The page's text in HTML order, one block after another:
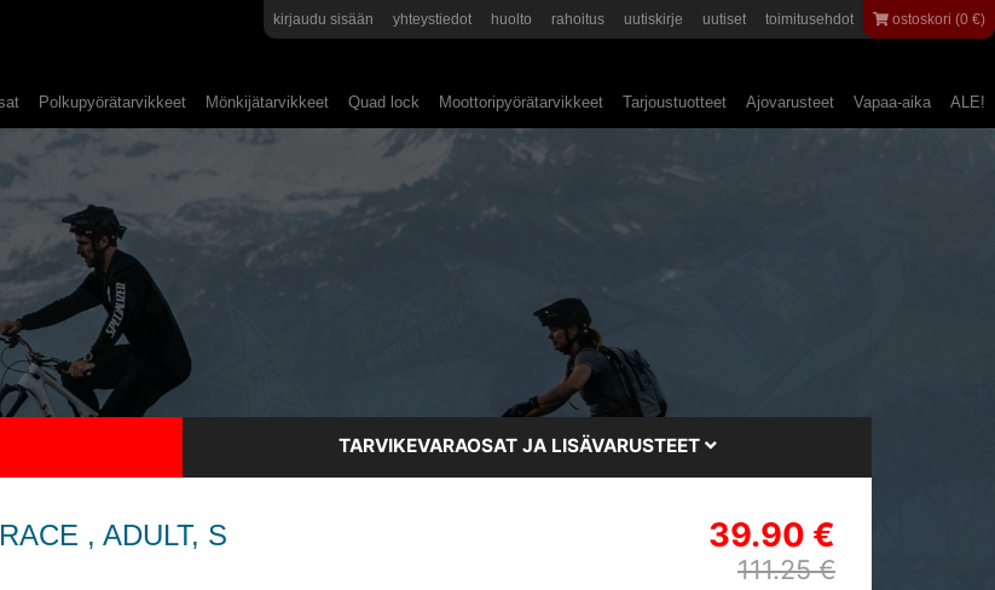
kirjaudu sisään yhteystiedot huolto rahoitus uutiskirje uutiset toimitusehdot ostoskori (0 €)
Polkupyörätarvikkeet Mönkijätarvikkeet Quad lock Moottoripyörätarvikkeet Tarjoustuotteet Ajovarusteet Vapaa-aika ALE!
TARVIKEVARAOSAT JA LISÄVARUSTEET
, ADULT, S 39.90 €
111.25 €